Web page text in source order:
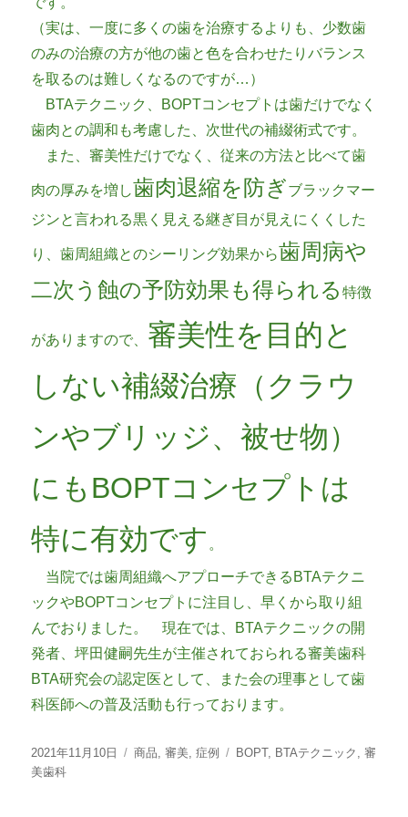
（実は、一度に多くの歯を治療するよりも、少数歯
のみの治療の方が他の歯と色を合わせたりバランス
を取るのは難しくなるのですが…）
BTAテクニック、BOPTコンセプトは歯だけでなく
歯肉との調和も考慮した、次世代の補綴術式です。
また、審美性だけでなく、従来の方法と比べて歯
肉の厚みを増し歯肉退縮を防ぎブラックマー
ジンと言われる黒く見える継ぎ目が見えにくくした
り、歯周組織とのシーリング効果から歯周病や
二次う蝕の予防効果も得られる特徴
がありますので、 審美性を目的と
しない補綴治療（クラウ
ンやブリッジ、被せ物）
にもBOPTコンセプトは
特に有効です 。
当院では歯周組織へアプローチできるBTAテクニ
ックやBOPTコンセプトに注目し、早くから取り組
んでおりました。 現在では、BTAテクニックの開
発者、坪田健嗣先生が主催されておられる審美歯科
BTA研究会の認定医として、また会の理事として歯
科医師への普及活動も行っております。
投
稿
2021年11月10日
カ
商品 ,審美 ,症例
タ
BOPT, BTAテクニック ,審
美歯科